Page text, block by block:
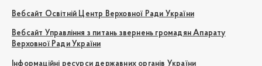
Вебсайт Освітній Центр Верховної Ради України
Вебсайт Управління з питань звернень громадян Апарату
Верховної Ради України
Інформаційні ресурси державних органів України